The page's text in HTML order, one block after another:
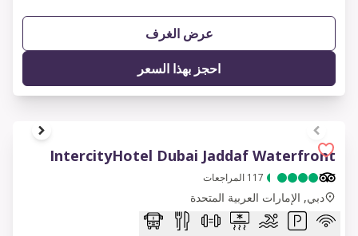
عرض الغرف
احجز بهذا السعر
1 of 7
IntercityHotel Dubai Jaddaf Waterfront
117 المراجعات
دبي, الإمارات العربية المتحدة